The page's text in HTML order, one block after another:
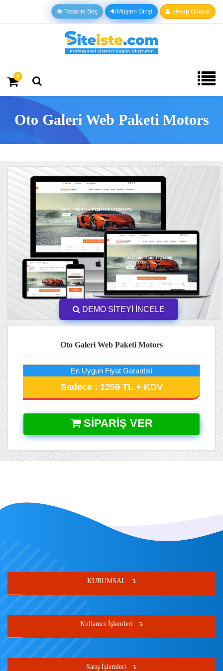
Tasarım Seç Müşteri Girişi Hesap Oluştur
0
Oto Galeri Web Paketi Motors
DEMO SİTEYİ İNCELE
Oto Galeri Web Paketi Motors
En Uygun Fiyat Garantisi
Sadece : 1259 TL + KDV
SIPARIŞ VER
KURUMSAL
Kullanıcı İşlemleri
Satış İşlemleri